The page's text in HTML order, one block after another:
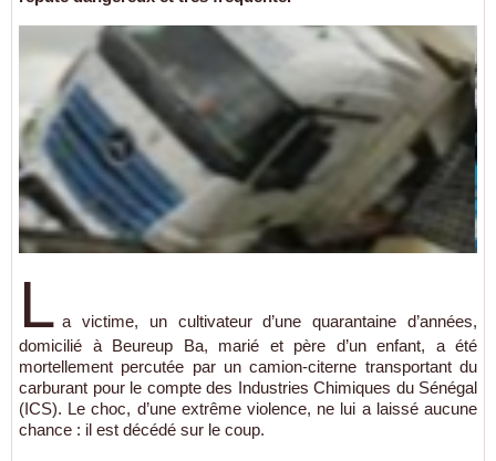
L a victime, un cultivateur d’une quarantaine d’années,
domicilié à Beureup Ba, marié et père d’un enfant, a été
mortellement percutée par un camion-citerne transportant du
carburant pour le compte des Industries Chimiques du Sénégal
(ICS). Le choc, d’une extrême violence, ne lui a laissé aucune
chance : il est décédé sur le coup.